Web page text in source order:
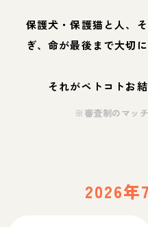
保護犬・保護猫と人、
ぎ、命が最後まで大切
それがペトコトお
※審査制のマッ
2026年